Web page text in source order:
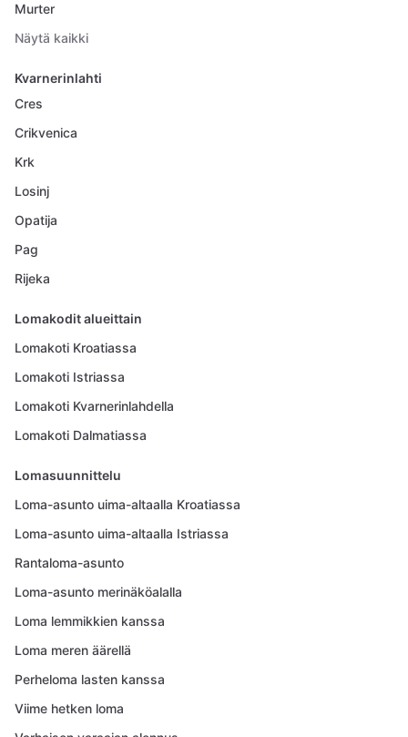
Murter
Näytä kaikki
Kvarnerinlahti
Cres
Crikvenica
Krk
Losinj
Opatija
Pag
Rijeka
Lomakodit alueittain
Lomakoti Kroatiassa
Lomakoti Istriassa
Lomakoti Kvarnerinlahdella
Lomakoti Dalmatiassa
Lomasuunnittelu
Loma-asunto uima-altaalla Kroatiassa
Loma-asunto uima-altaalla Istriassa
Rantaloma-asunto
Loma-asunto merinäköalalla
Loma lemmikkien kanssa
Loma meren äärellä
Perheloma lasten kanssa
Viime hetken loma